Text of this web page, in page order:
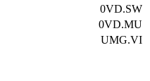
0VD.SW
0VD.MU
UMG.VI